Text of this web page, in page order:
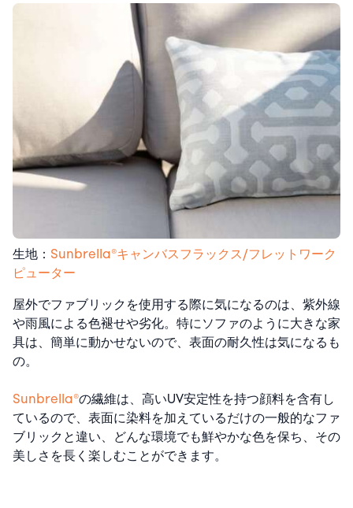
生地： Sunbrella®︎キャンバスフラックス/フレットワーク
ピューター
屋外でファブリックを使用する際に気になるのは、紫外線
や雨風による色褪せや劣化。特にソファのように大きな家
具は、簡単に動かせないので、表面の耐久性は気になるも
の。
Sunbrella®の繊維は、高いUV安定性を持つ顔料を含有し
ているので、表面に染料を加えているだけの一般的なファ
ブリックと違い、どんな環境でも鮮やかな色を保ち、その
美しさを長く楽しむことができます。